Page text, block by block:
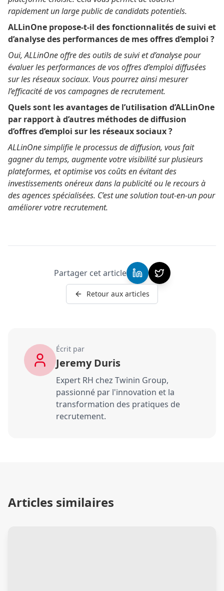
rapidement un large public de candidats potentiels.
ALLinOne propose-t-il des fonctionnalités de suivi et
d’analyse des performances de mes offres d’emploi ?
Oui, ALLinOne offre des outils de suivi et d’analyse pour
évaluer les performances de vos offres d’emploi diffusées
sur les réseaux sociaux. Vous pourrez ainsi mesurer
l’efficacité de vos campagnes de recrutement.
Quels sont les avantages de l’utilisation d’ALLinOne
par rapport à d’autres méthodes de diffusion
d’offres d’emploi sur les réseaux sociaux ?
ALLinOne simplifie le processus de diffusion, vous fait
gagner du temps, augmente votre visibilité sur plusieurs
plateformes, et optimise vos coûts en évitant des
investissements onéreux dans la publicité ou le recours à
des agences spécialisées. C’est une solution tout-en-un pour
améliorer votre recrutement.
Partager cet article
Retour aux articles
Écrit par
Jeremy Duris
Expert RH chez Twinin Group,
passionné par l'innovation et la
transformation des pratiques de
recrutement.
Articles similaires